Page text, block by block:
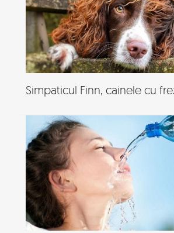
Simpaticul Finn, cainele cu